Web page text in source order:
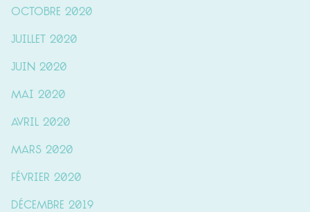
octobre 2020
juillet 2020
juin 2020
mai 2020
avril 2020
mars 2020
février 2020
décembre 2019